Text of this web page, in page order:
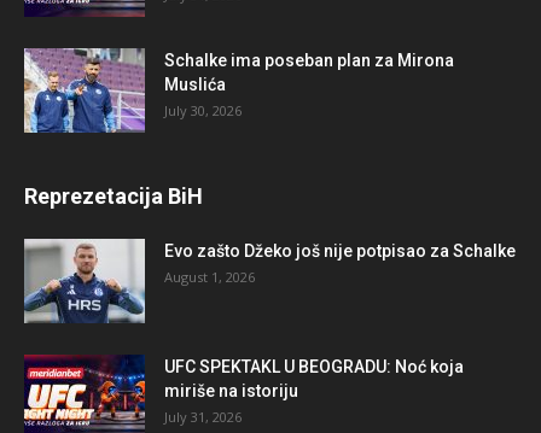
Schalke ima poseban plan za Mirona
Muslića
July 30, 2026
Reprezetacija BiH
Evo zašto Džeko još nije potpisao za Schalke
August 1, 2026
UFC SPEKTAKL U BEOGRADU: Noć koja
miriše na istoriju
July 31, 2026